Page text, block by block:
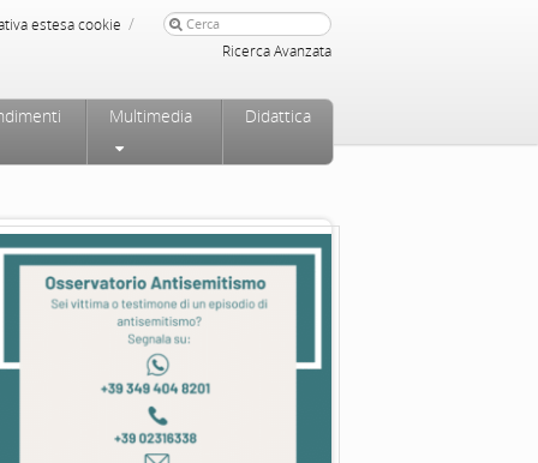
estesa cookie /
Ricerca Avanzata
Multimedia Didattica